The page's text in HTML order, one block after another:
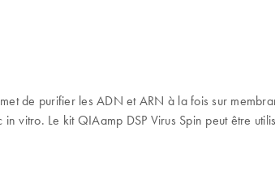
de purifier les ADN et ARN à la fois sur
vitro. Le kit QIAamp DSP Virus Spin peut être